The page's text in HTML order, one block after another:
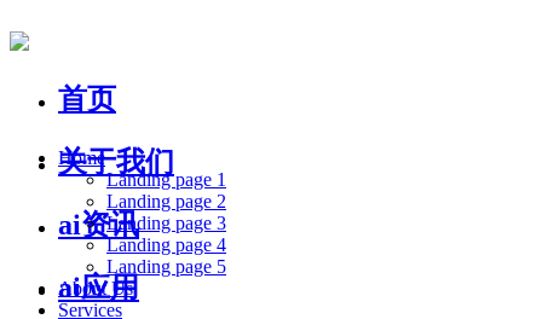
首页
关于我们
ai资讯
ai应用
Home
Landing page 1
Landing page 2
Landing page 3
Landing page 4
Landing page 5
About Us
Services